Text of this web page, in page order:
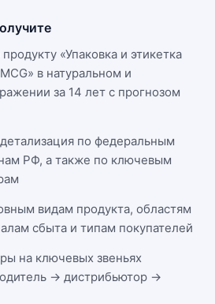
«Упаковка и этикетка
в натуральном и
за 14 лет с прогнозом
по федеральным
РФ, а также по ключевым
видам продукта, областям
сбыта и типам покупателей
на ключевых звеньях
→ дистрибьютор →